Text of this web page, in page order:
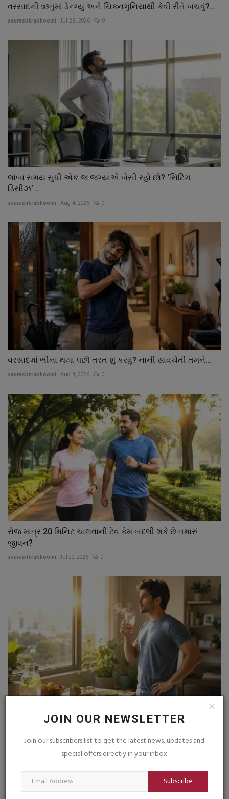
JOIN OUR NEWSLETTER
Join our subscribers list to get the latest news, updates and
special offers directly in your inbox
Subscribe
વરસાદની ઋતુમાં ડેન્ગ્યુ અને ચિકનગુનિયાથી કેવી રીતે બચવું?...
saurashtrabhoomi Jul 28, 2026 0
લાંબા સમય સુધી એક જ જગ્યાએ બેસી રહો છો? ‘સિટિંગ
ડિસીઝ’...
saurashtrabhoomi Aug 4, 2026 0
વરસાદમાં ભીના થયા પછી તરત શું કરવું? નાની સાવચેતી તમને...
saurashtrabhoomi Aug 4, 2026 0
રોજ માત્ર 20 મિનિટ ચાલવાની ટેવ કેમ બદલી શકે છે તમારું
જીવન?
saurashtrabhoomi Jul 30, 2026 0
સવારે ખાલી પેટે ગરમ પાણી પીવાની ટેવ: ખરેખર ફાયદાકારક કે...
FACEBOOK COMMENTS